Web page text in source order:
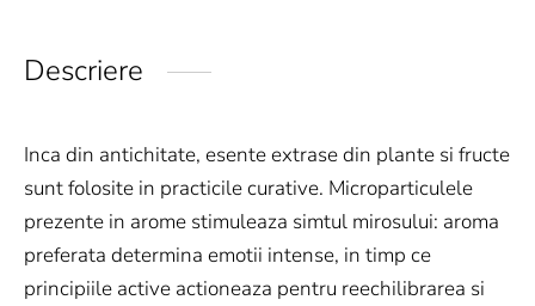
Descriere
Inca din antichitate, esente extrase din plante si fructe
sunt folosite in practicile curative. Microparticulele
prezente in arome stimuleaza simtul mirosului: aroma
preferata determina emotii intense, in timp ce
principiile active actioneaza pentru reechilibrarea si